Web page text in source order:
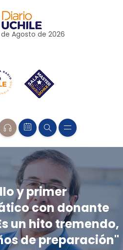
Agosto de 2026
y primer
con donante
un hito tremendo,
de preparación"